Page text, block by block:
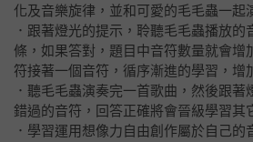
化及音樂旋律，並和可愛的毛毛蟲一起
．跟著燈光的提示，聆聽毛毛蟲播放的
條，如果答對，題目中音符數量就會增
符接著一個音符，循序漸進的學習，增
．聽毛毛蟲演奏完一首歌曲，然後跟著
錯過的音符，回答正確將會晉級學習其
．學習運用想像力自由創作屬於自己的